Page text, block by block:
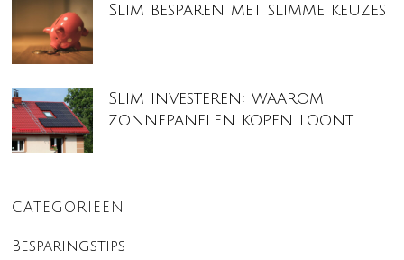
Slim besparen met slimme keuzes
Slim investeren: waarom
zonnepanelen kopen loont
CATEGORIEËN
Besparingstips